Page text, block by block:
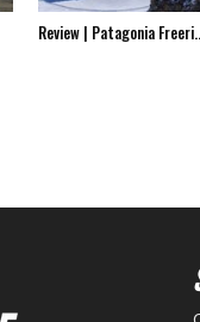
Review | Patagonia